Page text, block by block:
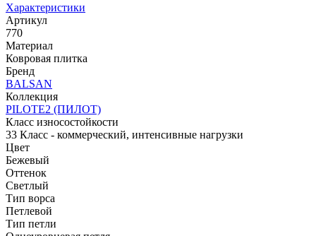
Характеристики
Артикул
770
Материал
Ковровая плитка
Бренд
BALSAN
Коллекция
PILOTE2 (ПИЛОТ)
Класс износостойкости
33 Класс - коммерческий, интенсивные нагрузки
Цвет
Бежевый
Оттенок
Светлый
Тип ворса
Петлевой
Тип петли